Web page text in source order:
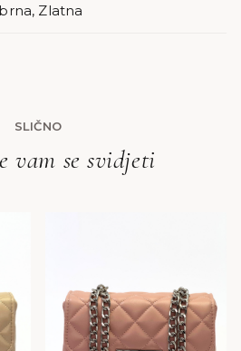
Zlatna
SLIČNO
vam se svidjeti